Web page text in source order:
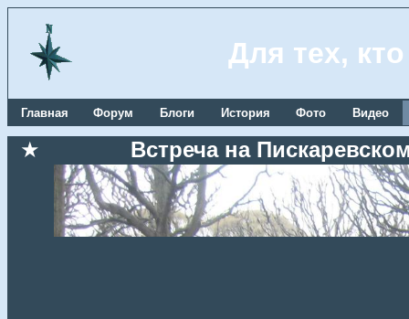
Для тех,
Главная Форум Блоги История Фото Видео
★ Встреча на